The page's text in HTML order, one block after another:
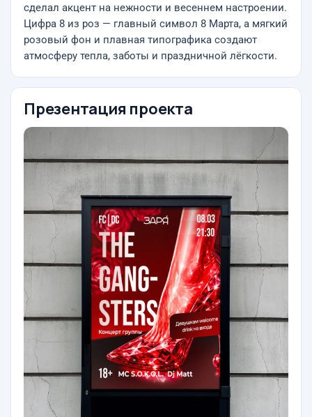
сделал акцент на нежности и весеннем настроении.
Цифра 8 из роз — главный символ 8 Марта, а мягкий
розовый фон и плавная типографика создают
атмосферу тепла, заботы и праздничной лёгкости.
Презентация проекта